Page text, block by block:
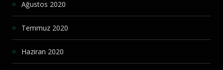
Ağustos 2020
Temmuz 2020
Haziran 2020